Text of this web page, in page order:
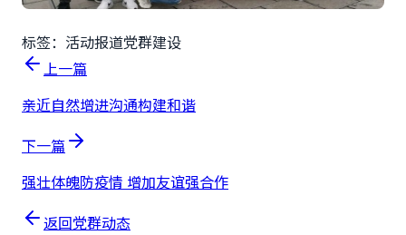
标签： 活动报道党群建设
上一篇
亲近自然增进沟通构建和谐
下一篇
强壮体魄防疫情 增加友谊强合作
返回党群动态